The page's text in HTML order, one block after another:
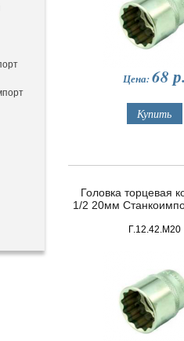
Цена:68
Головка торцевая
1/2 20мм
Г.12.42.М20